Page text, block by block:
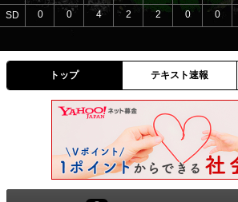
SD
0
0 4 2 2 0 0
トップ テキスト速報